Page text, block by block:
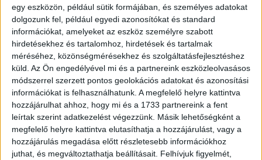
egy eszközön, például sütik formájában, és személyes adatokat
dolgozunk fel, például egyedi azonosítókat és standard
információkat, amelyeket az eszköz személyre szabott
hirdetésekhez és tartalomhoz, hirdetések és tartalmak
méréséhez, közönségmérésekhez és szolgáltatásfejlesztéshez
küld. Az Ön engedélyével mi és a partnereink eszközleolvasásos
módszerrel szerzett pontos geolokációs adatokat és azonosítási
információkat is felhasználhatunk. A megfelelő helyre kattintva
hozzájárulhat ahhoz, hogy mi és a 1733 partnereink a fent
leírtak szerint adatkezelést végezzünk. Másik lehetőségként a
megfelelő helyre kattintva elutasíthatja a hozzájárulást, vagy a
hozzájárulás megadása előtt részletesebb információkhoz
juthat, és megváltoztathatja beállításait. Felhívjuk figyelmét,